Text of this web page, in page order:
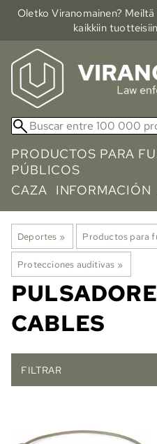
Oletko Viranomainen?
kaikkiin
PRODUCTOS PARA
PÚBLICOS
CAZA
INFORMACIÓN
Deportes ‪» Productos para
Protecciones auditivas ‪»
CABLES
FILTRAR